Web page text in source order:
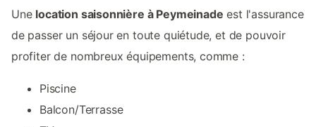
Une location saisonnière à Peymeinade est l'assurance
de passer un séjour en toute quiétude, et de pouvoir
profiter de nombreux équipements, comme :
Piscine
Balcon/Terrasse